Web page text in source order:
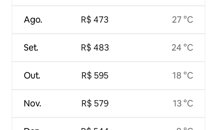
Ago.
Set.
Out.
Nov.
R$ 473
R$ 483
R$ 595
R$ 579
27 °C
24 °C
18 °C
13 °C